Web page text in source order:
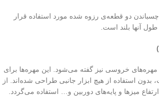
دو قطعه‌ی رزوه شده مورد استفاده قرار
آنها بلند است.
مهره‌های خروسی نیز گفته می‌شود. این مهره‌ها برای
استفاده از هیچ ابزار جانبی طراحی شده‌اند. از
میزها و پایه‌های دوربین و… استفاده می‌گردد.